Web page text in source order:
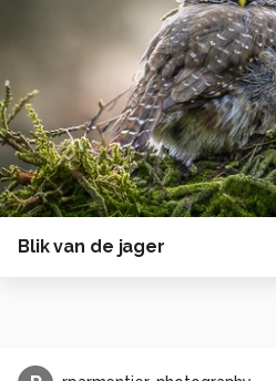
Blik van de jager